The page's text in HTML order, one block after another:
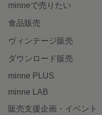
minneで売りたい
食品販売
ヴィンテージ販売
ダウンロード販売
minne PLUS
minne LAB
販売支援企画・イベント